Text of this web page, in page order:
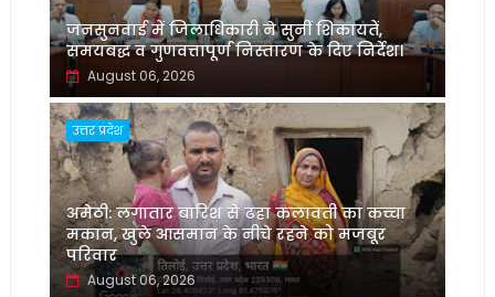
जनसुनवाई में जिलाधिकारी ने सुनीं शिकायतें,
समयबद्ध व गुणवत्तापूर्ण निस्तारण के दिए निर्देश।
August 06, 2026
उत्तर प्रदेश
अमेठी: लगातार बारिश से ढहा कलावती का कच्चा
मकान, खुले आसमान के नीचे रहने को मजबूर
परिवार
August 06, 2026